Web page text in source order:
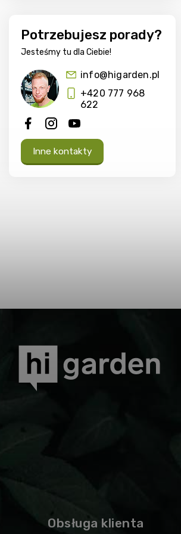
Potrzebujesz porady?
Jesteśmy tu dla Ciebie!
info@higarden.pl
+420 777 968
622
Inne kontakty
Obsługa klienta